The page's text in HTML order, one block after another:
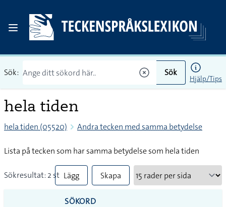
Sök: Sök
Hjälp/Tips
hela tiden
hela tiden (05520) Andra tecken med samma betydelse
Lista på tecken som har samma betydelse som hela tiden
Sökresultat: 2 st Lägg
till
Skapa
SÖKORD